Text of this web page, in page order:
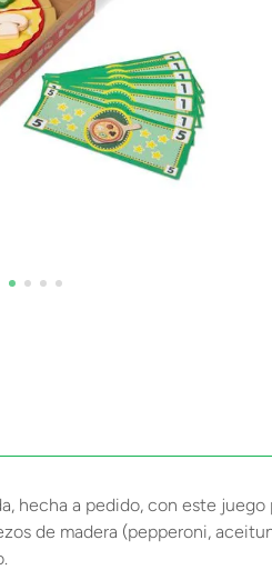
hecha a pedido, con este
de madera (pepperoni,